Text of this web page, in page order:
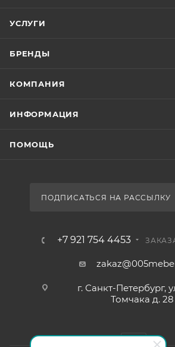
УСЛУГИ
БРЕНДЫ
КОМПАНИЯ
ИНФОРМАЦИЯ
ПОМОЩЬ
ПОДПИСАТЬСЯ НА РАССЫЛКУ
+7 921 754 4453
г. Санкт-Петербург,
Томчака д. 28